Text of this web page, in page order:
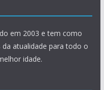
em 2003 e tem como
atualidade para todo o
idade.